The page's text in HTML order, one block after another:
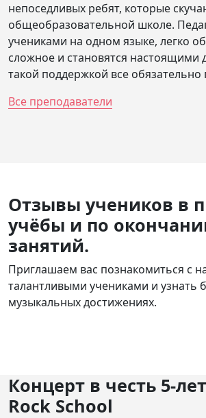
непоседливых ребят, которые
общеобразовательной школе.
учениками на одном языке, легко
сложное и становятся настоящими
такой поддержкой все обязательно
Все преподаватели
Отзывы учеников в
учёбы и по
занятий.
Приглашаем вас познакомиться с
талантливыми учениками и узнать
музыкальных достижениях.
Концерт в честь 5-
Rock School